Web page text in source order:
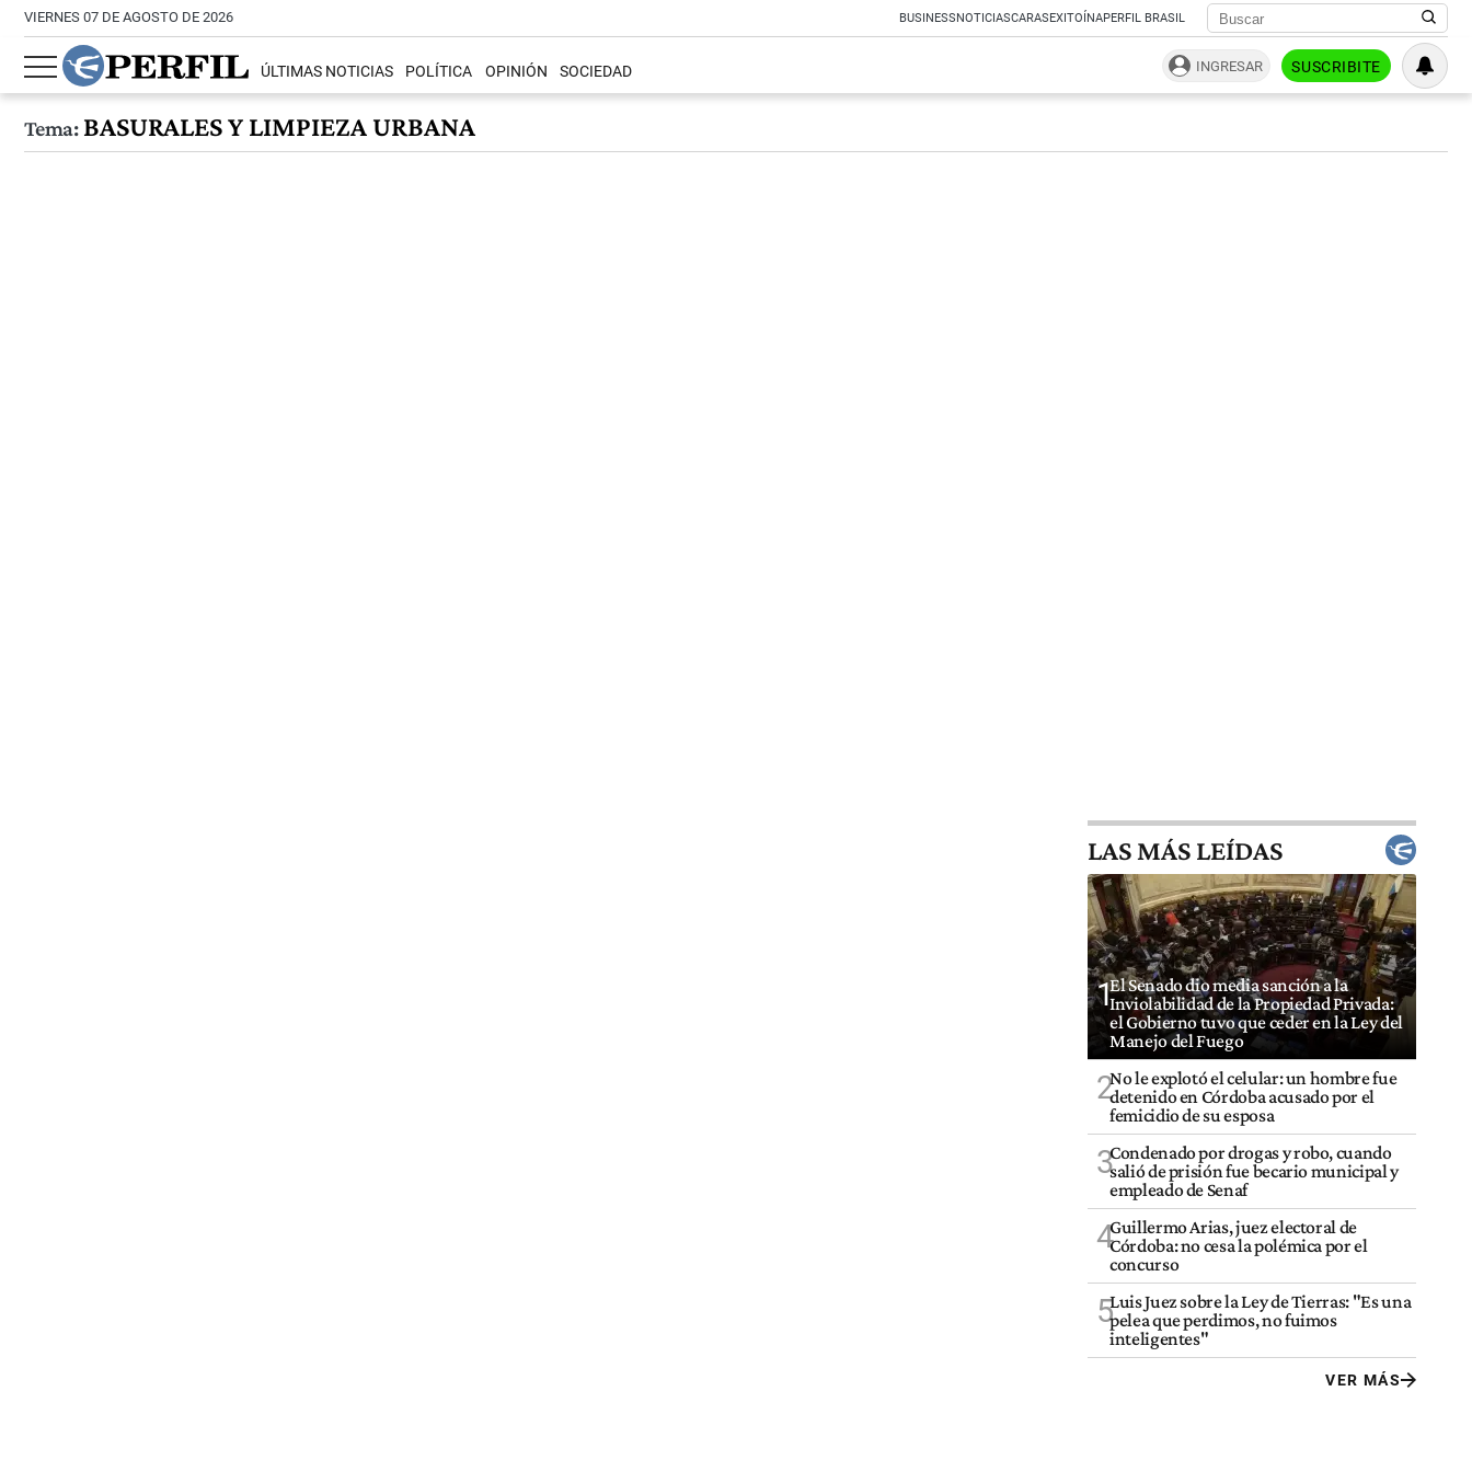
VIERNES 07 DE AGOSTO DE 2026 BUSINESSNOTICIASCARASEXITOÍNAPERFIL BRASIL
ÚLTIMAS NOTICIAS POLÍTICA OPINIÓN SOCIEDAD INGRESAR SUSCRIBITE
Tema:BASURALES Y LIMPIEZA URBANA
LAS MÁS LEÍDAS
1El Senado dio media sanción a la
Inviolabilidad de la Propiedad Privada:
el Gobierno tuvo que ceder en la Ley del
Manejo del Fuego
2No le explotó el celular: un hombre fue
detenido en Córdoba acusado por el
femicidio de su esposa
3Condenado por drogas y robo, cuando
salió de prisión fue becario municipal y
empleado de Senaf
4Guillermo Arias, juez electoral de
Córdoba: no cesa la polémica por el
concurso
5Luis Juez sobre la Ley de Tierras: "Es una
pelea que perdimos, no fuimos
inteligentes"
VER MÁS